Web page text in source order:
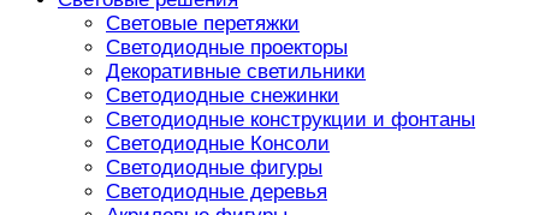
Световые перетяжки
Светодиодные проекторы
Декоративные светильники
Светодиодные снежинки
Светодиодные конструкции и фонтаны
Светодиодные Консоли
Светодиодные фигуры
Светодиодные деревья